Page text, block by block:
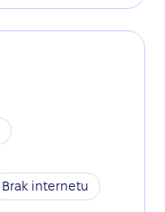
Brak internetu